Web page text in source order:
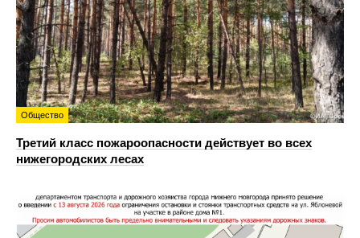
Общество
Третий класс пожароопасности действует во всех
нижегородских лесах